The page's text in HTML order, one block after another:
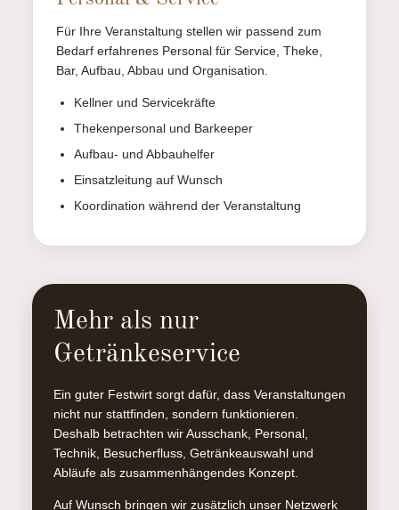
Für Ihre Veranstaltung stellen wir passend zum
Bedarf erfahrenes Personal für Service, Theke,
Bar, Aufbau, Abbau und Organisation.
Kellner und Servicekräfte
Thekenpersonal und Barkeeper
Aufbau- und Abbauhelfer
Einsatzleitung auf Wunsch
Koordination während der Veranstaltung
Mehr als nur
Getränkeservice
Ein guter Festwirt sorgt dafür, dass Veranstaltungen
nicht nur stattfinden, sondern funktionieren.
Deshalb betrachten wir Ausschank, Personal,
Technik, Besucherfluss, Getränkeauswahl und
Abläufe als zusammenhängendes Konzept.
Auf Wunsch bringen wir zusätzlich unser Netzwerk